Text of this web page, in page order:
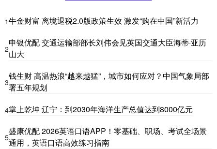
1牛金财富 离境退税2.0版政策生效 激发“购在中国”新活力
2
申银优配 交通运输部部长刘伟会见英国交通大臣海蒂·亚历
山大
3
钱生财 高温热浪“越来越猛”，城市如何应对？中国气象局部
署五年规划
4掌上乾坤 辽宁：到2030年海洋生产总值达到8000亿元
5
盛康优配 2026英语口语APP！零基础、职场、考试全场景
通用，英语口语高效练习指南